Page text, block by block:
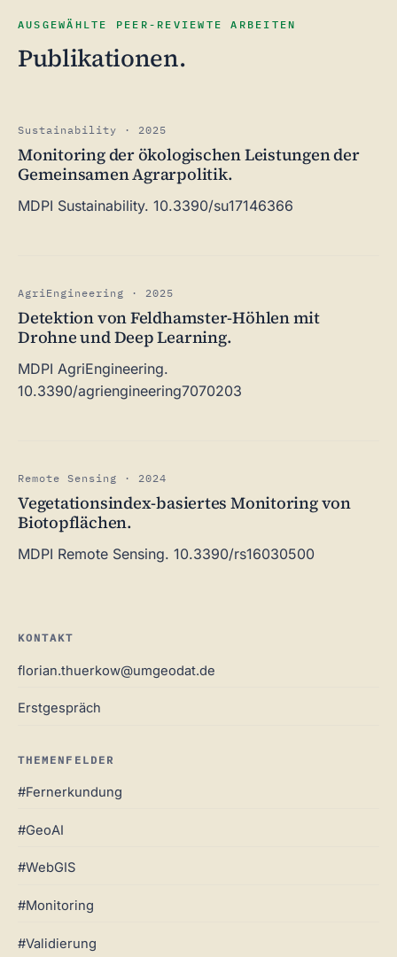
AUSGEWÄHLTE PEER-REVIEWTE ARBEITEN
Publikationen.
Sustainability · 2025
Monitoring der ökologischen Leistungen der
Gemeinsamen Agrarpolitik.
MDPI Sustainability. 10.3390/su17146366
AgriEngineering · 2025
Detektion von Feldhamster-Höhlen mit
Drohne und Deep Learning.
MDPI AgriEngineering.
10.3390/agriengineering7070203
Remote Sensing · 2024
Vegetationsindex-basiertes Monitoring von
Biotopflächen.
MDPI Remote Sensing. 10.3390/rs16030500
KONTAKT
florian.thuerkow@umgeodat.de
Erstgespräch
THEMENFELDER
#Fernerkundung
#GeoAI
#WebGIS
#Monitoring
#Validierung